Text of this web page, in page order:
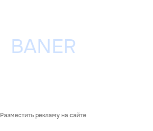
Разместить рекламу на сайте